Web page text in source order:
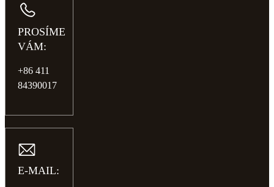
PROSÍME
VÁM:
+86 411
84390017
E-MAIL: